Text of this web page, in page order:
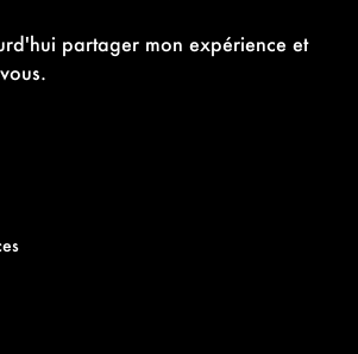
partager mon expérience et